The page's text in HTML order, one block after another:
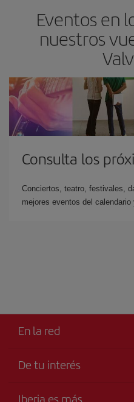
Eventos en
nuestros
Consulta los
Conciertos, teatro, festivales,
mejores eventos del
En la red
De tu interés
Iberia es más